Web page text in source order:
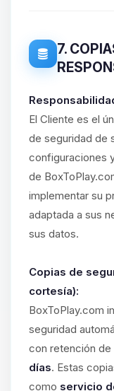
7.
El Cliente es el
de seguridad de
configuraciones
de
implementar su
adaptada a sus
sus datos.
Copias de
cortesía):
BoxToPlay.com
seguridad
con retención de
días. Estas
como servicio